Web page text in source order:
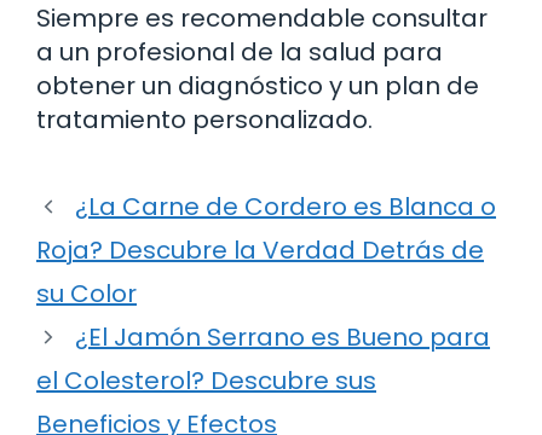
Siempre es recomendable consultar
a un profesional de la salud para
obtener un diagnóstico y un plan de
tratamiento personalizado.
¿La Carne de Cordero es Blanca o
Roja? Descubre la Verdad Detrás de
su Color
¿El Jamón Serrano es Bueno para
el Colesterol? Descubre sus
Beneficios y Efectos